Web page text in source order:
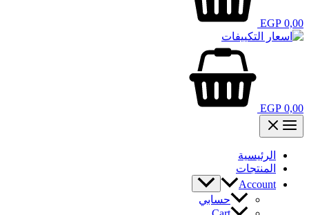
0,00
EGP
0,00
EGP
الرئيسية
المنتجات
Account
حسابي